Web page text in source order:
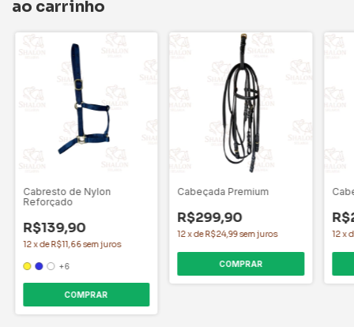
ao carrinho
Cabresto de Nylon
Reforçado
R$139,90
12xdeR$11,66sem juros
+6
COMPRAR
Cabeçada Premium
R$299,90
12xdeR$24,99sem juros
COMPRAR
12x